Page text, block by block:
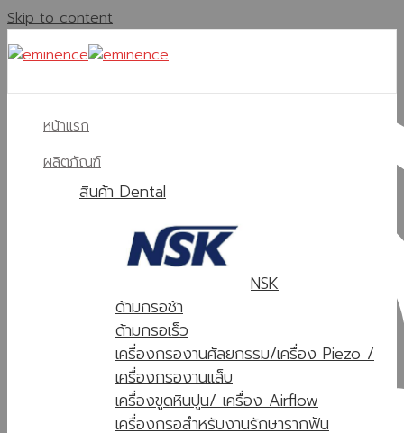
Skip to content
หน้าแรก
ผลิตภัณฑ์
สินค้า Dental
NSK
ด้ามกรอช้า
ด้ามกรอเร็ว
เครื่องกรองานศัลยกรรม/เครื่อง Piezo /
เครื่องกรองานแล็บ
เครื่องขูดหินปูน/ เครื่อง Airflow
เครื่องกรอสำหรับงานรักษารากฟัน